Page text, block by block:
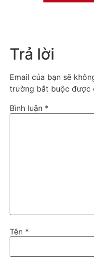
Trả lời
Email của bạn sẽ
trường bắt buộc được
Bình luận *
Tên *